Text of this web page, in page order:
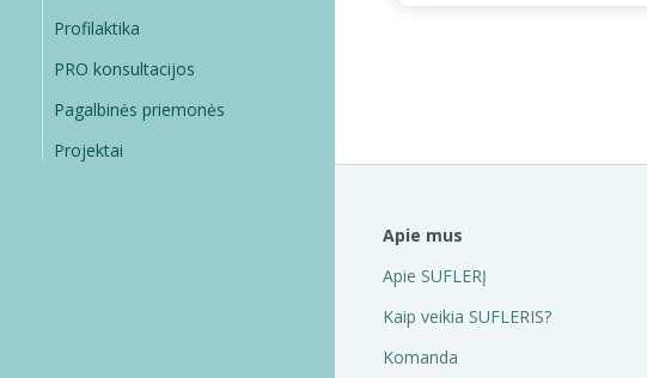
Profilaktika
PRO konsultacijos
Pagalbinės priemonės
Projektai
Apie mus
Apie SUFLERĮ
Kaip veikia SUFLERIS?
Komanda